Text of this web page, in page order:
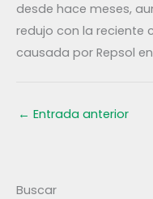
desde hace meses,
redujo con la reciente
causada por Repsol
← Entrada anterior
Buscar